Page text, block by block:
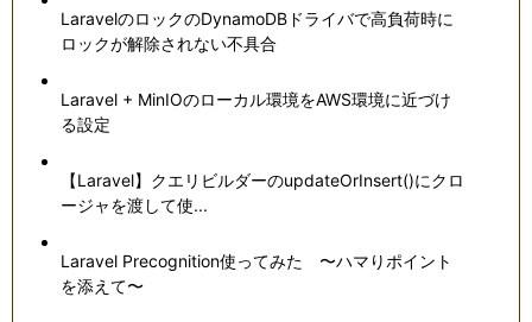
LaravelのロックのDynamoDBドライバで高負荷時に
ロックが解除されない不具合
Laravel + MinIOのローカル環境をAWS環境に近づけ
る設定
【Laravel】クエリビルダーのupdateOrInsert()にクロ
ージャを渡して使...
Laravel Precognition使ってみた 〜ハマりポイント
を添えて〜